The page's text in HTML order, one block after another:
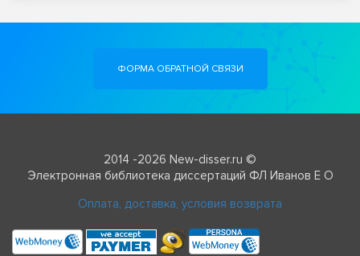
ФОРМА ОБРАТНОЙ СВЯЗИ
2014 -2026 New-disser.ru ©
Электронная библиотека диссертаций ФЛ Иванов Е О
Оплата, доставка, условия возврата